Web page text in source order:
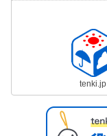
tenki.jp